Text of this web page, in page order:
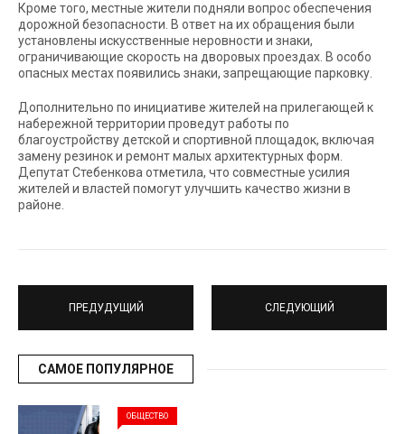
Кроме того, местные жители подняли вопрос обеспечения
дорожной безопасности. В ответ на их обращения были
установлены искусственные неровности и знаки,
ограничивающие скорость на дворовых проездах. В особо
опасных местах появились знаки, запрещающие парковку.
Дополнительно по инициативе жителей на прилегающей к
набережной территории проведут работы по
благоустройству детской и спортивной площадок, включая
замену резинок и ремонт малых архитектурных форм.
Депутат Стебенкова отметила, что совместные усилия
жителей и властей помогут улучшить качество жизни в
районе.
ПРЕДУДУЩИЙ СЛЕДУЮЩИЙ
САМОЕ ПОПУЛЯРНОЕ
ОБЩЕСТВО